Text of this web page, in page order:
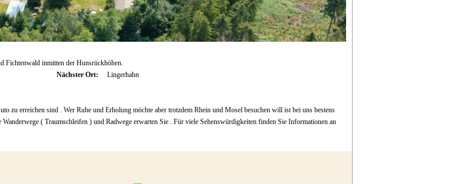
Fichtenwald inmitten der Hunsrückhöhen.
Nächster Ort:
Lingerhahn
zu erreichen sind . Wer Ruhe und Erholung möchte aber trotzdem Rhein und Mosel besuchen will ist bei uns bestens
( Traumschleifen ) und Radwege erwarten Sie . Für viele Sehenswürdigkeiten finden Sie Informationen an